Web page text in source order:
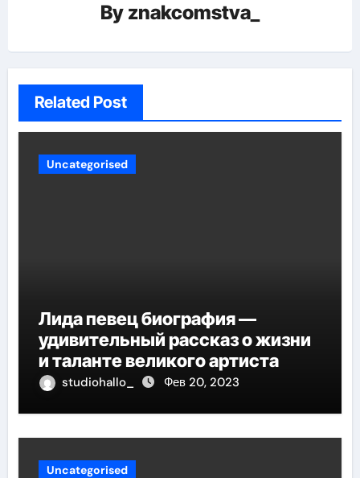
By znakcomstva_
Related Post
Uncategorised
Лида певец биография —
удивительный рассказ о жизни
и таланте великого артиста
studiohallo_ Фев 20, 2023
Uncategorised